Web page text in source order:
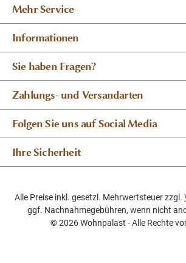
Mehr Service
Informationen
Sie haben Fragen?
Zahlungs- und Versandarten
Folgen Sie uns auf Social Media
Ihre Sicherheit
Alle Preise inkl. gesetzl. Mehrwertsteuer zzgl.
ggf. Nachnahmegebühren, wenn nicht
© 2026 Wohnpalast - Alle Rechte